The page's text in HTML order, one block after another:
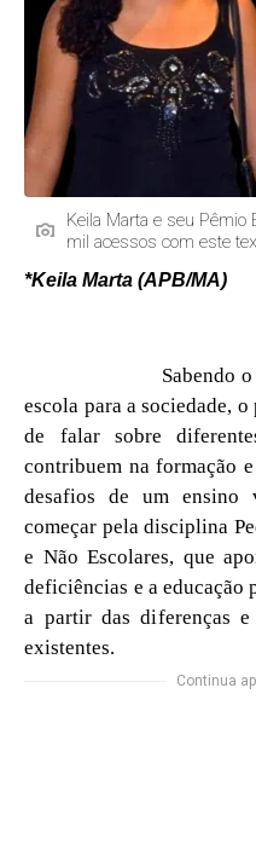
Keila Marta e seu
mil acessos com este
*Keila Marta (APB/MA)
Sabendo
escola para a sociedade,
de falar sobre
contribuem na formação
desafios de um ensino
começar pela disciplina
e Não Escolares, que
deficiências e a educação
a partir das diferenças e
existentes.
Continua